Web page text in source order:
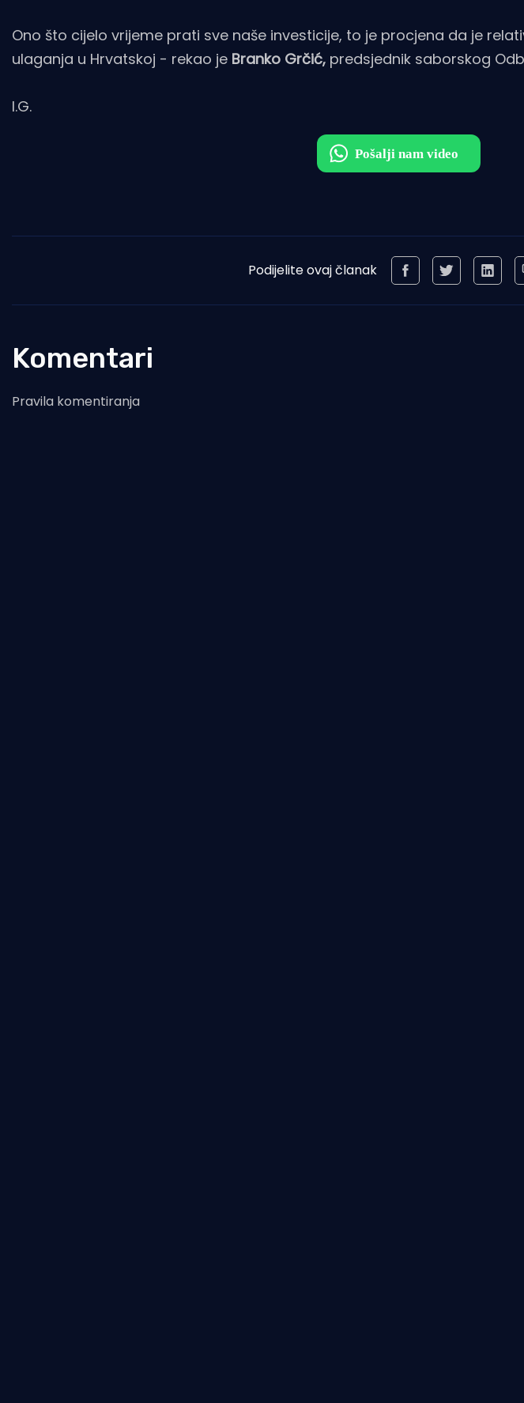
Ono što cijelo vrijeme prati sve naše investicije, to je procjena da je
ulaganja u Hrvatskoj - rekao je Branko Grčić, predsjednik saborskog
I.G.
Podijelite ovaj članak
Komentari
Pravila komentiranja